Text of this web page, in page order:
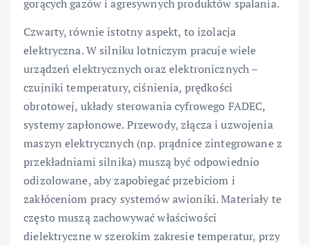
gorących gazów i agresywnych produktów spalania.
Czwarty, równie istotny aspekt, to izolacja
elektryczna. W silniku lotniczym pracuje wiele
urządzeń elektrycznych oraz elektronicznych –
czujniki temperatury, ciśnienia, prędkości
obrotowej, układy sterowania cyfrowego FADEC,
systemy zapłonowe. Przewody, złącza i uzwojenia
maszyn elektrycznych (np. prądnice zintegrowane z
przekładniami silnika) muszą być odpowiednio
odizolowane, aby zapobiegać przebiciom i
zakłóceniom pracy systemów awioniki. Materiały te
często muszą zachowywać właściwości
dielektryczne w szerokim zakresie temperatur, przy